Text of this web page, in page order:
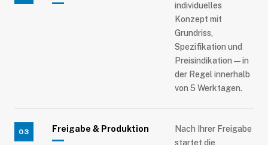
individuelles
Konzept mit
Grundriss,
Spezifikation und
Preisindikation — in
der Regel innerhalb
von 5 Werktagen.
03 Freigabe & Produktion
Nach Ihrer Freigabe
startet die